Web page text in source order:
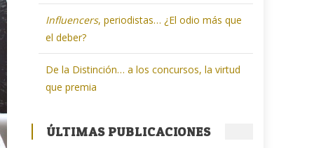
Influencers, periodistas… ¿El odio más que
el deber?
De la Distinción… a los concursos, la virtud
que premia
ÚLTIMAS PUBLICACIONES